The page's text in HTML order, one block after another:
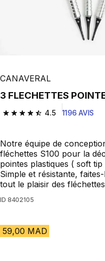
CANAVERAL
3 FLECHETTES
4.5
4.5 out of 5 stars from
1196 AVIS
Notre équipe de
fléchettes S100 pour la
pointes plastiques ( soft tip
Simple et résistante,
tout le plaisir des
ID 8402105
59,00 MAD